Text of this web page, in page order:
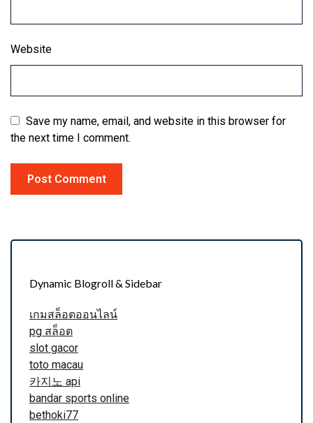
Website
Save my name, email, and website in this browser for
the next time I comment.
Dynamic Blogroll & Sidebar
เกมสล็อตออนไลน์
pg สล็อต
slot gacor
toto macau
카지노 api
bandar sports online
bethoki77